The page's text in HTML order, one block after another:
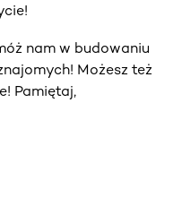
nam w budowaniu
Możesz też
Pamiętaj,